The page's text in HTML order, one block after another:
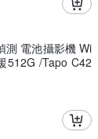
測 電池攝影機 Wi
512G /Tapo C42